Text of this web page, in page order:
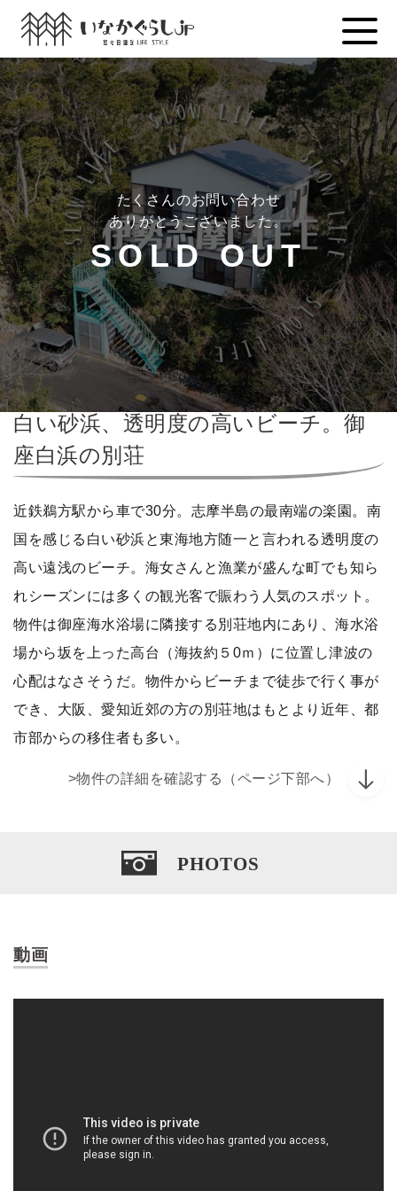
Skip
content
たくさんのお問い合わせ
ありがとうございました。
SOLD OUT
白い砂浜、透明度の高いビーチ。御
座白浜の別荘
近鉄鵜方駅から車で30分。志摩半島の最南端の楽園。南
国を感じる白い砂浜と東海地方随一と言われる透明度の
高い遠浅のビーチ。海女さんと漁業が盛んな町でも知ら
れシーズンには多くの観光客で賑わう人気のスポット。
物件は御座海水浴場に隣接する別荘地内にあり、海水浴
場から坂を上った高台（海抜約５0ｍ）に位置し津波の
心配はなさそうだ。物件からビーチまで徒歩で行く事が
でき、大阪、愛知近郊の方の別荘地はもとより近年、都
市部からの移住者も多い。
>物件の詳細を確認する（ページ下部へ）
PHOTOS
動画